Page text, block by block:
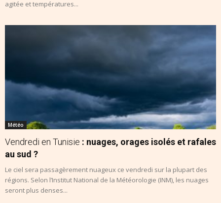
agitée et températures...
Météo
Vendredi en Tunisie : nuages, orages isolés et rafales
au sud ?
Le ciel sera passagèrement nuageux ce vendredi sur la plupart des
régions. Selon l’Institut National de la Météorologie (INM), les nuages
seront plus denses...